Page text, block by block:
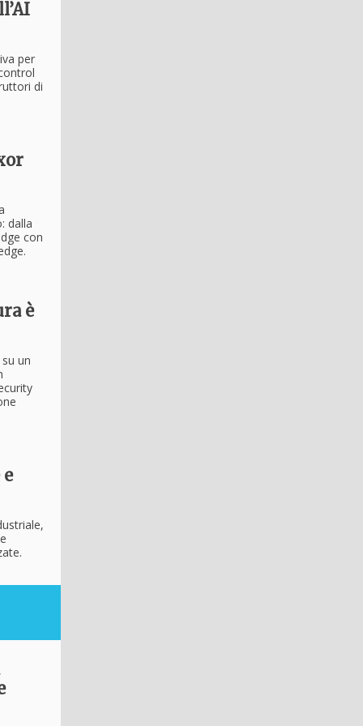
per
di
dalla
con
è
un